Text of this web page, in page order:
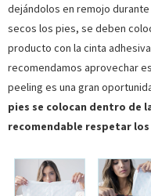
dejándolos en remojo
secos los pies, se deben
producto con la cinta
recomendamos aprovechar
peeling es una gran
pies se colocan dentro de
recomendable respetar